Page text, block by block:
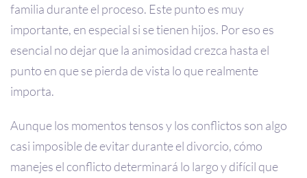
familia durante el proceso. Este punto es muy
importante, en especial si se tienen hijos. Por eso es
esencial no dejar que la animosidad crezca hasta el
punto en que se pierda de vista lo que realmente
importa.
Aunque los momentos tensos y los conflictos son algo
casi imposible de evitar durante el divorcio, cómo
manejes el conflicto determinará lo largo y difícil que